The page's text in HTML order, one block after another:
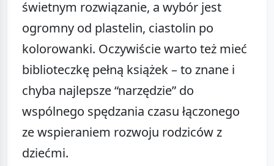
świetnym rozwiązanie, a wybór jest
ogromny od plastelin, ciastolin po
kolorowanki. Oczywiście warto też mieć
biblioteczkę pełną książek – to znane i
chyba najlepsze “narzędzie” do
wspólnego spędzania czasu łączonego
ze wspieraniem rozwoju rodziców z
dziećmi.